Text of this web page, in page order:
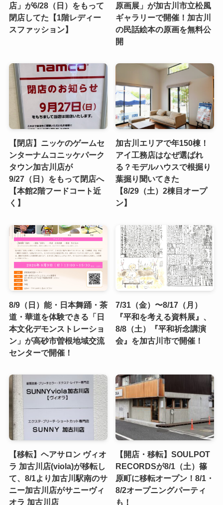
店」が6/28（日）をもって
閉店してた【1階レディー
スファッション】
原画展」が加古川市立松風
ギャラリーで開催！加古川
の民話絵本の原画を無料公
開
【閉店】ニッケのゲームセ
ンターナムコニッケパーク
タウン加古川店が
9/27（日）をもって閉店へ
【本館2階フードコート近
く】
加古川エリアで年150棟！
アイ工務店はなぜ選ばれ
る？モデルハウスで根掘り
葉掘り聞いてきた
【8/29（土）2棟目オープ
ン】
8/9（日）能・日本舞踊・茶
道・華道を体験できる「日
本文化デモンストレーショ
ン」が高砂市曽根地域交流
センターで開催！
7/31（金）〜8/17（月）
『平和を考える資料展』、
8/8（土）『平和祈念講演
会』を加古川市で開催！
【移転】ヘアサロン ヴィオ
ラ 加古川店(viola)が移転し
て、8/1より加古川駅南のサ
ニー加古川店がサニーヴィ
オラ 加古川店
【開店・移転】SOULPOT
RECORDSが8/1（土）篠
原町に移転オープン！8/1・
8/2オープニングパーティ
も！